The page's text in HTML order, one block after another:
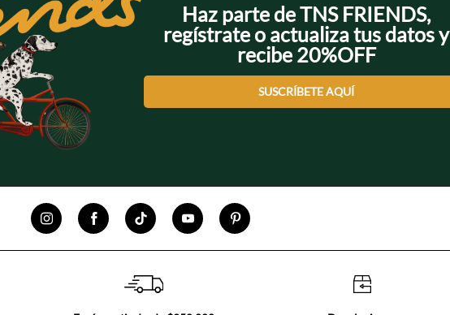
Haz parte de TNS FRIENDS,
regístrate o actualiza tus datos y
recibe 20%OFF
SUSCRÍBETE AQUÍ